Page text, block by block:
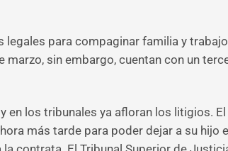
para compaginar familia y
sin embargo, cuentan con un
los tribunales ya afloran los litigios.
más tarde para poder dejar a su hijo